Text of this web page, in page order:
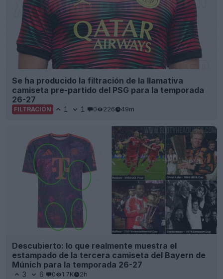
Se ha producido la filtración de la llamativa
camiseta pre-partido del PSG para la temporada
26-27
FILTRACIÓN 1 1 0 226 49m
Descubierto: lo que realmente muestra el
estampado de la tercera camiseta del Bayern de
Múnich para la temporada 26-27
3 6 0 1.7K 2h